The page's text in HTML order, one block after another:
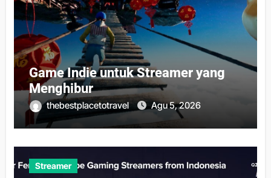
Game Indie untuk Streamer yang
Menghibur
thebestplacetotravel Agu 5, 2026
Streamer